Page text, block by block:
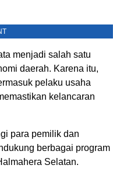
menjadi salah satu
daerah. Karena itu,
pelaku usaha
kelancaran
para pemilik dan
berbagai program
Selatan.